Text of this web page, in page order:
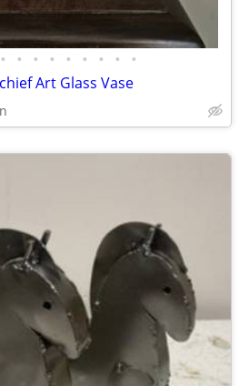
• • • • • • • • •
Art Glass Vase